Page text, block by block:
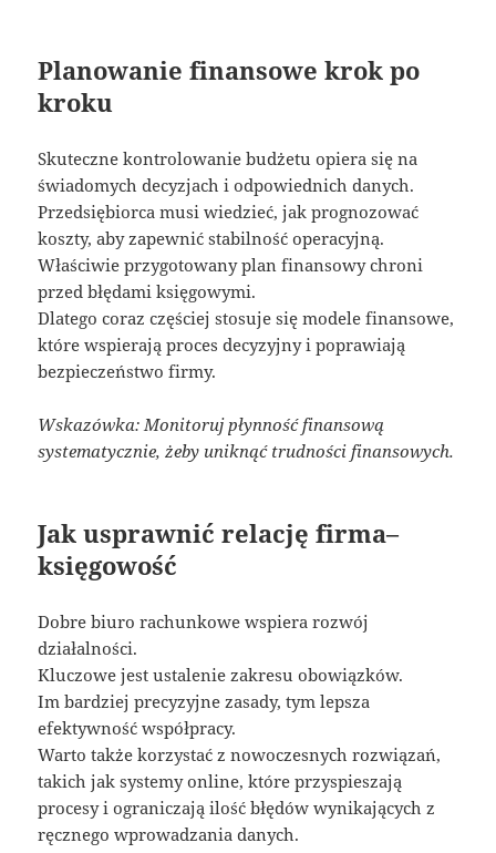
Planowanie finansowe krok po
kroku
Skuteczne kontrolowanie budżetu opiera się na
świadomych decyzjach i odpowiednich danych.
Przedsiębiorca musi wiedzieć, jak prognozować
koszty, aby zapewnić stabilność operacyjną.
Właściwie przygotowany plan finansowy chroni
przed błędami księgowymi.
Dlatego coraz częściej stosuje się modele finansowe,
które wspierają proces decyzyjny i poprawiają
bezpieczeństwo firmy.
Wskazówka: Monitoruj płynność finansową
systematycznie, żeby uniknąć trudności finansowych.
Jak usprawnić relację firma–
księgowość
Dobre biuro rachunkowe wspiera rozwój
działalności.
Kluczowe jest ustalenie zakresu obowiązków.
Im bardziej precyzyjne zasady, tym lepsza
efektywność współpracy.
Warto także korzystać z nowoczesnych rozwiązań,
takich jak systemy online, które przyspieszają
procesy i ograniczają ilość błędów wynikających z
ręcznego wprowadzania danych.